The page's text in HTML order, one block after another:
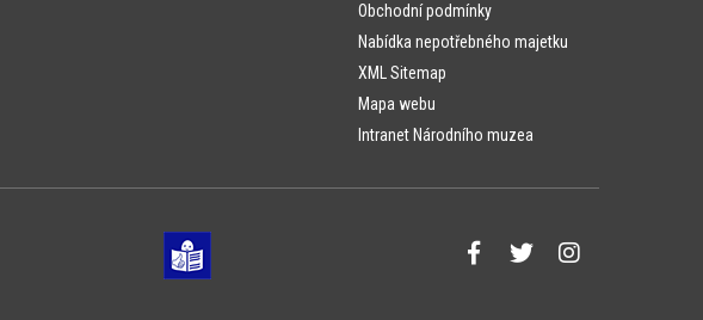
Obchodní podmínky
Nabídka nepotřebného majetku
XML Sitemap
Mapa webu
Intranet Národního muzea